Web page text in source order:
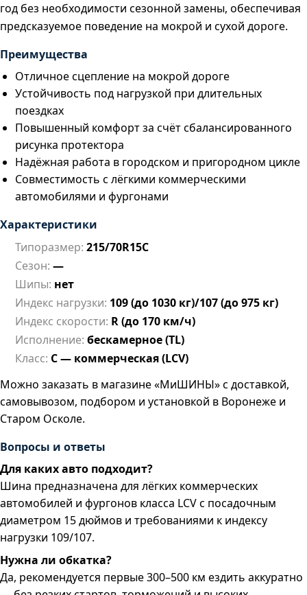
год без необходимости сезонной замены, обеспечивая
предсказуемое поведение на мокрой и сухой дороге.
Преимущества
Отличное сцепление на мокрой дороге
Устойчивость под нагрузкой при длительных
поездках
Повышенный комфорт за счёт сбалансированного
рисунка протектора
Надёжная работа в городском и пригородном цикле
Совместимость с лёгкими коммерческими
автомобилями и фургонами
Характеристики
Типоразмер: 215/70R15C
Сезон: —
Шипы: нет
Индекс нагрузки: 109 (до 1030 кг)/107 (до 975 кг)
Индекс скорости: R (до 170 км/ч)
Исполнение: бескамерное (TL)
Класс: C — коммерческая (LCV)
Можно заказать в магазине «МиШИНЫ» с доставкой,
самовывозом, подбором и установкой в Воронеже и
Старом Осколе.
Вопросы и ответы
Для каких авто подходит?
Шина предназначена для лёгких коммерческих
автомобилей и фургонов класса LCV с посадочным
диаметром 15 дюймов и требованиями к индексу
нагрузки 109/107.
Нужна ли обкатка?
Да, рекомендуется первые 300–500 км ездить аккуратно